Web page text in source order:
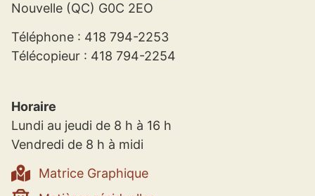
Nouvelle (QC) G0C 2EO
Téléphone : 418 794-2253
Télécopieur : 418 794-2254
Horaire
Lundi au jeudi de 8 h à 16 h
Vendredi de 8 h à midi
Matrice Graphique